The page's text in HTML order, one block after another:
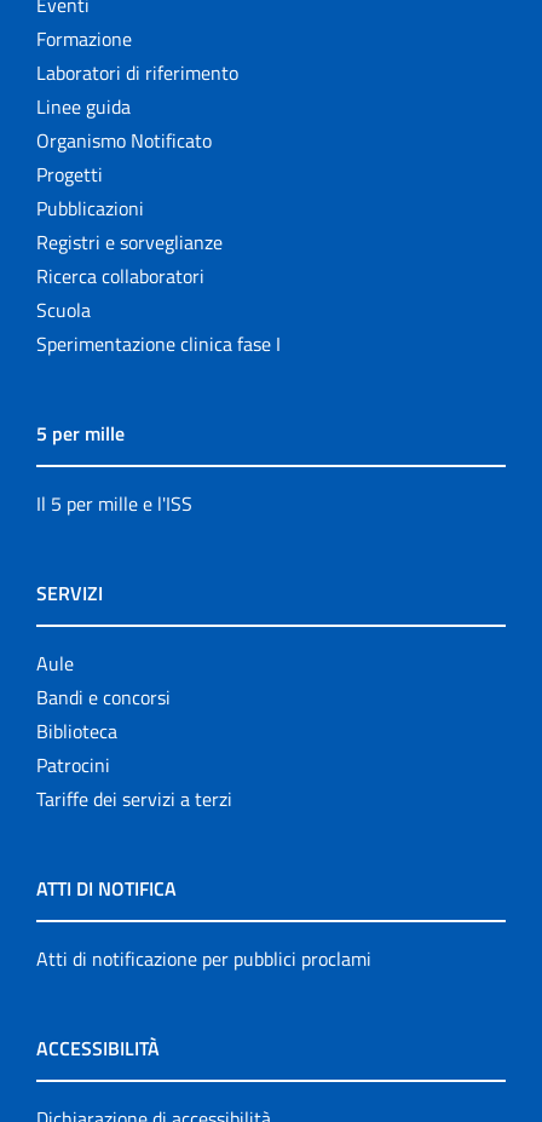
Formazione
Laboratori di riferimento
Linee guida
Organismo Notificato
Progetti
Pubblicazioni
Registri e sorveglianze
Ricerca collaboratori
Scuola
Sperimentazione clinica fase I
5 per mille
Il 5 per mille e l'ISS
SERVIZI
Aule
Bandi e concorsi
Biblioteca
Patrocini
Tariffe dei servizi a terzi
ATTI DI NOTIFICA
Atti di notificazione per pubblici proclami
ACCESSIBILITÀ